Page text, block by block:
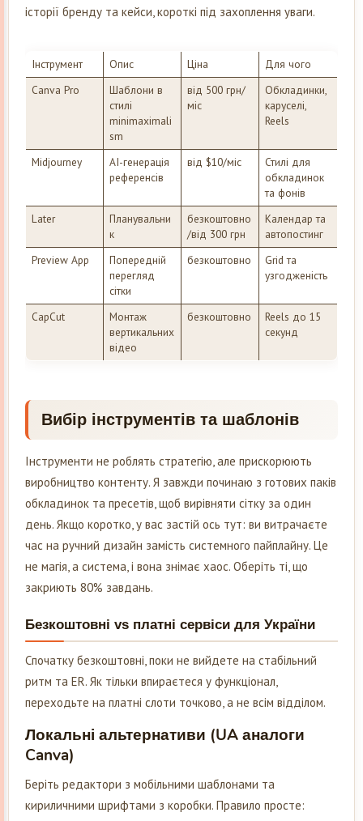
історії бренду та кейси, короткі під захоплення уваги.
Інструмент Опис Ціна
Для чого
Canva Pro
Шаблони в
стилі
minimaximali
sm
від 500 грн/
міс
Обкладинки,
каруселі,
Reels
Midjourney
AI-генерація
референсів
від $10/міс
Стилі для
обкладинок
та фонів
Later
Планувальни
к
безкоштовно
/від 300 грн
Календар та
автопостинг
Preview App
Попередній
перегляд
сітки
безкоштовно
Grid та
узгодженість
CapCut
Монтаж
вертикальних
відео
безкоштовно
Reels до 15
секунд
Вибір інструментів та шаблонів
Інструменти не роблять стратегію, але прискорюють
виробництво контенту. Я завжди починаю з готових паків
обкладинок та пресетів, щоб вирівняти сітку за один
день. Якщо коротко, у вас застій ось тут: ви витрачаєте
час на ручний дизайн замість системного пайплайну. Це
не магія, а система, і вона знімає хаос. Оберіть ті, що
закриють 80% завдань.
Безкоштовні vs платні сервіси для України
Спочатку безкоштовні, поки не вийдете на стабільний
ритм та ER. Як тільки впираєтеся у функціонал,
переходьте на платні слоти точково, а не всім відділом.
Локальні альтернативи (UA аналоги
Canva)
Беріть редактори з мобільними шаблонами та
кириличними шрифтами з коробки. Правило просте: